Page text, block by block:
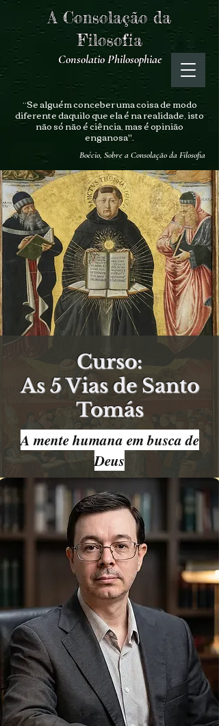
A Consolação da
Filosofia
Consolatio Philosophiae
“Se alguém conceber uma coisa de modo
diferente daquilo que ela é na realidade, isto
não só não é ciência, mas é opinião
enganosa".
Boécio, Sobre a Consolação da Filosofia
Curso:
As 5 Vias de Santo
Tomás
A mente humana em busca de
Deus